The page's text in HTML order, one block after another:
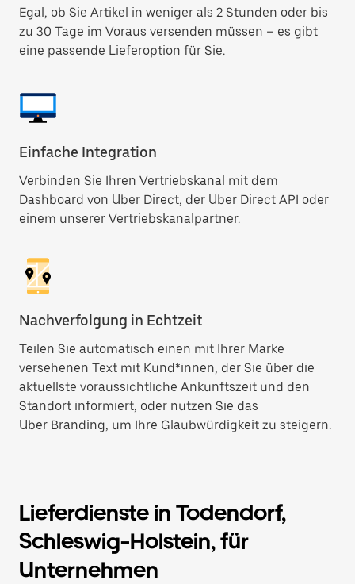
Egal, ob Sie Artikel in weniger als 2 Stunden oder bis
zu 30 Tage im Voraus versenden müssen – es gibt
eine passende Lieferoption für Sie.
Einfache Integration
Verbinden Sie Ihren Vertriebskanal mit dem
Dashboard von Uber Direct, der Uber Direct API oder
einem unserer Vertriebskanalpartner.
Nachverfolgung in Echtzeit
Teilen Sie automatisch einen mit Ihrer Marke
versehenen Text mit Kund*innen, der Sie über die
aktuellste voraussichtliche Ankunftszeit und den
Standort informiert, oder nutzen Sie das
Uber Branding, um Ihre Glaubwürdigkeit zu steigern.
Lieferdienste in Todendorf,
Schleswig-Holstein, für
Unternehmen